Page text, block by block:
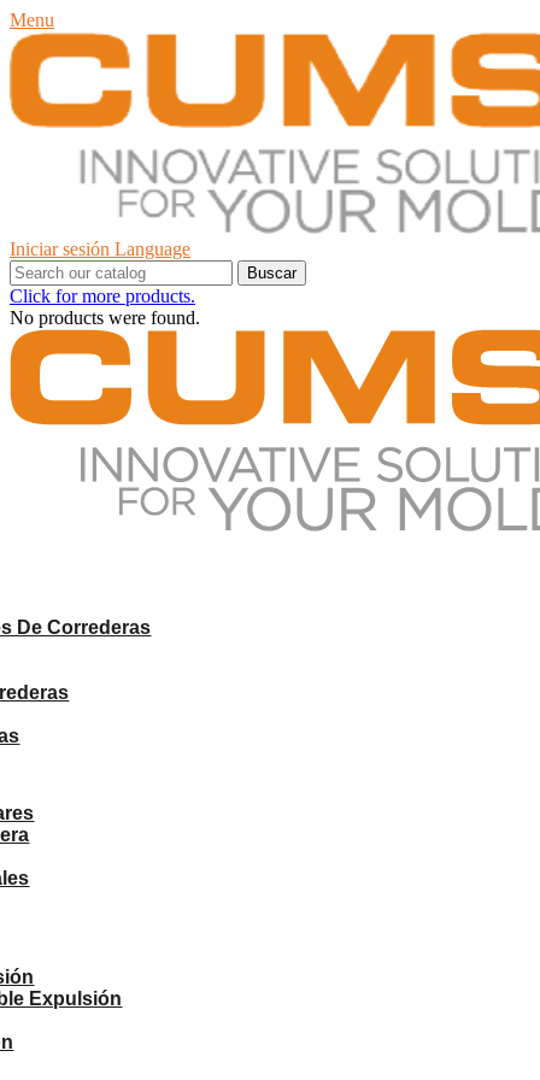
Menu
Iniciar sesión Language
Buscar
Click for more products.
No products were found.
De Correderas
Expulsión